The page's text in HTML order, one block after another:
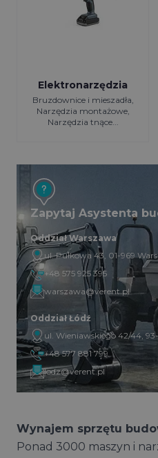
Elektronarzędzia
Bruzdownice i mieszadła,
Narzędzia montażowe,
Narzędzia tnące...
Zapytaj Asystenta
Oddział Warszawa
ul. Pułkowa 43, 01-969
+48 575 925 395
warszawa@verent.pl
Oddział Łódź
ul. Wieniawskiego 42/44,
+48 577 881 799
lodz@verent.pl
Wynajem sprzętu
Ponad 3000 maszyn i